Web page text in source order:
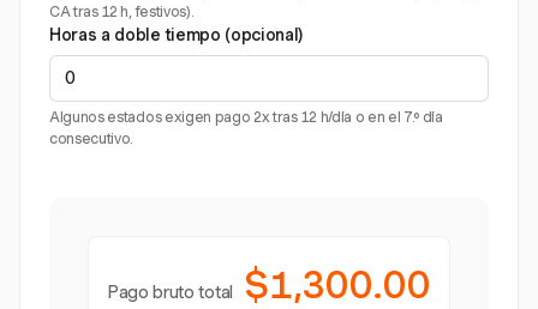
CA tras 12 h, festivos).
Horas a doble tiempo (opcional)
Algunos estados exigen pago 2x tras 12 h/día o en el 7.º día
consecutivo.
Pago bruto total $1,300.00